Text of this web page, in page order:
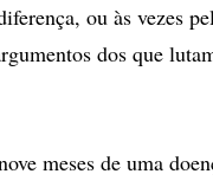
ou às vezes
dos que
meses de uma